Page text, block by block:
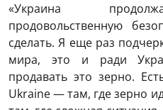
«Украина
продовольственную
сделать. Я еще раз
мира, это и ради
продавать это зерно.
Ukraine — там, где зерно